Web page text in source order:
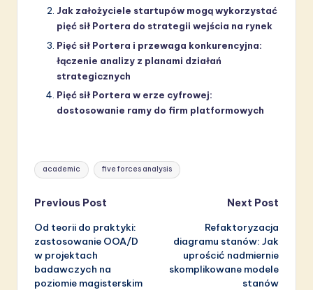
Jak założyciele startupów mogą wykorzystać
pięć sił Portera do strategii wejścia na rynek
Pięć sił Portera i przewaga konkurencyjna:
łączenie analizy z planami działań
strategicznych
Pięć sił Portera w erze cyfrowej:
dostosowanie ramy do firm platformowych
Tags:
academic five forces analysis
Post
navigation
Previous Post
Od teorii do praktyki:
zastosowanie OOA/D
w projektach
badawczych na
poziomie magisterskim
Next Post
Refaktoryzacja
diagramu stanów: Jak
uprościć nadmiernie
skomplikowane modele
stanów